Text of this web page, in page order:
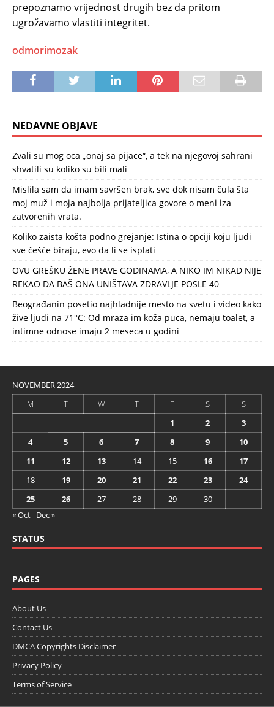
prepoznamo vrijednost drugih bez da pritom
ugrožavamo vlastiti integritet.
odmorimozak
NEDAVNE OBJAVE
Zvali su mog oca „onaj sa pijace“, a tek na njegovoj sahrani
shvatili su koliko su bili mali
Mislila sam da imam savršen brak, sve dok nisam čula šta
moj muž i moja najbolja prijateljica govore o meni iza
zatvorenih vrata.
Koliko zaista košta podno grejanje: Istina o opciji koju ljudi
sve češće biraju, evo da li se isplati
OVU GREŠKU ŽENE PRAVE GODINAMA, A NIKO IM NIKAD NIJE
REKAO DA BAŠ ONA UNIŠTAVA ZDRAVLJE POSLE 40
Beograđanin posetio najhladnije mesto na svetu i video kako
žive ljudi na 71°C: Od mraza im koža puca, nemaju toalet, a
intimne odnose imaju 2 meseca u godini
NOVEMBER 2024
M
T W T F S
S
1
2
3
4
5 6 7 8 9
10
11
12 13 14 15 16
17
18
19 20 21 22 23
24
25
26 27 28 29
30
« Oct Dec »
STATUS
PAGES
About Us
Contact Us
DMCA Copyrights Disclaimer
Privacy Policy
Terms of Service